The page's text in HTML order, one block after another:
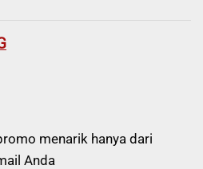
menarik hanya dari
Anda